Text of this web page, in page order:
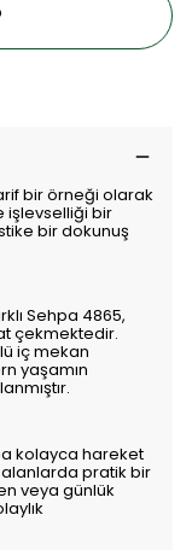
bir örneği olarak
işlevselliği bir
bir dokunuş
Sehpa 4865,
çekmektedir.
iç mekan
yaşamın
kolayca hareket
alanlarda pratik bir
veya günlük